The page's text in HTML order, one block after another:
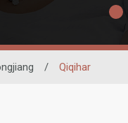
/ Qiqihar